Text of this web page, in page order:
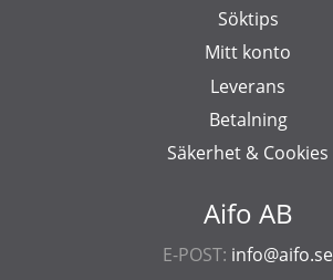
Aifo AB
E-POST: info@aifo.se
Söktips
Mitt konto
Leverans
Betalning
Säkerhet & Cookies